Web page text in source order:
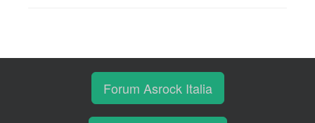
Forum Asrock Italia